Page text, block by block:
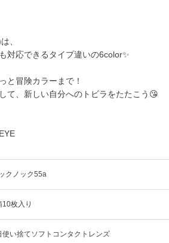
、
対応できるタイプ違いの6color✨
と冒険カラーまで！
て、新しい自分へのトビラをたたこう😘
クノック55a
10枚入り
使い捨てソフトコンタクトレンズ